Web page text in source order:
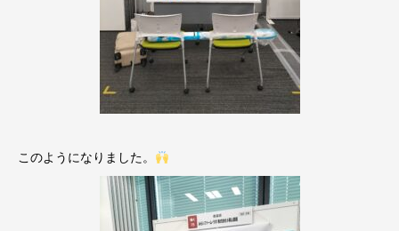
このようになりました。